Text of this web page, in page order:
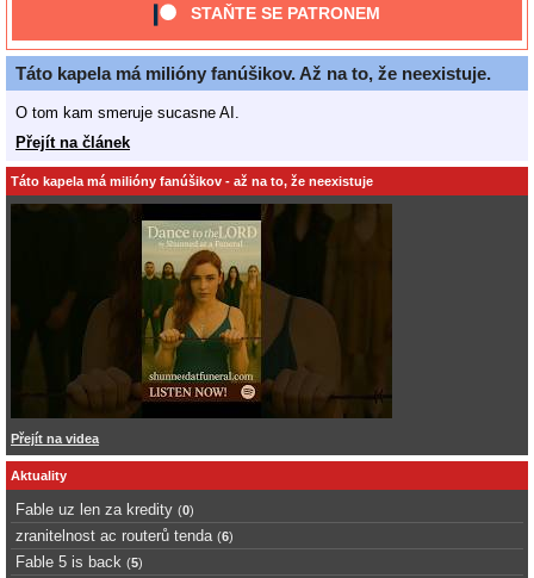
STAŇTE SE PATRONEM
Táto kapela má milióny fanúšikov. Až na to, že neexistuje.
O tom kam smeruje sucasne AI.
Přejít na článek
Táto kapela má milióny fanúšikov - až na to, že neexistuje
Přejít na videa
Aktuality
Fable uz len za kredity (0)
zranitelnost ac routerů tenda (6)
Fable 5 is back (5)